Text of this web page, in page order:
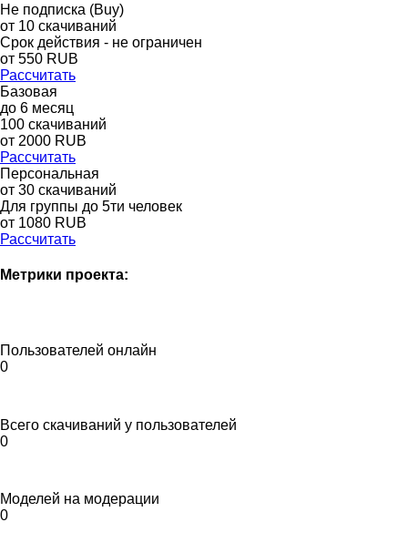
Не подписка (Buy)
от 10 скачиваний
Срок действия - не ограничен
от 550 RUB
Рассчитать
Базовая
до 6 месяц
100 скачиваний
от 2000 RUB
Рассчитать
Персональная
от 30 скачиваний
Для группы до 5ти человек
от 1080 RUB
Рассчитать
Метрики проекта:
Пользователей онлайн
0
Всего скачиваний у пользователей
0
Моделей на модерации
0